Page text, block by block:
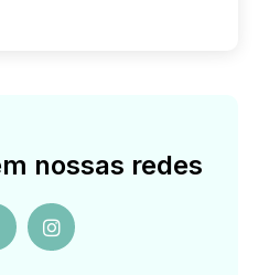
nossas redes